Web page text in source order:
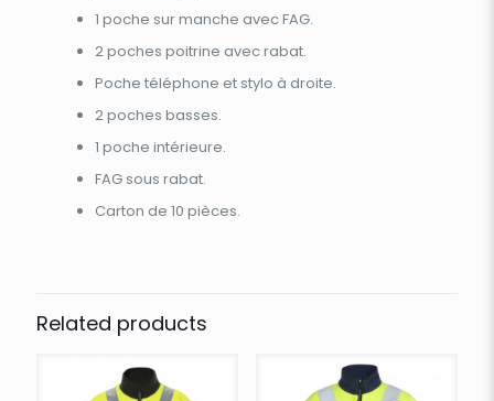
1 poche sur manche avec FAG.
2 poches poitrine avec rabat.
Poche téléphone et stylo à droite.
2 poches basses.
1 poche intérieure.
FAG sous rabat.
Carton de 10 pièces.
Related products